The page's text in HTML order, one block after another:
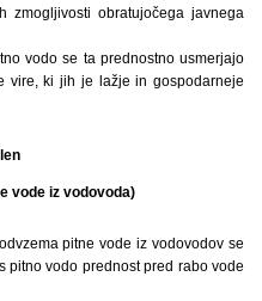
zmogljivosti obratujočega javnega
vodo se ta prednostno usmerjajo
vire, ki jih je lažje in gospodarneje
vode iz vodovoda)
pitne vode iz vodovodov se
pitno vodo prednost pred rabo vode